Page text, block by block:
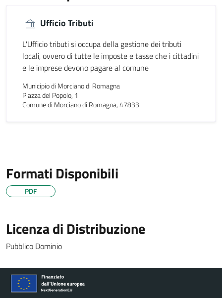
Ufficio Tributi
L'Ufficio tributi si occupa della gestione dei tributi
locali, ovvero di tutte le imposte e tasse che i cittadini
e le imprese devono pagare al comune
Municipio di Morciano di Romagna
Piazza del Popolo, 1
Comune di Morciano di Romagna, 47833
Formati Disponibili
PDF
Licenza di Distribuzione
Pubblico Dominio